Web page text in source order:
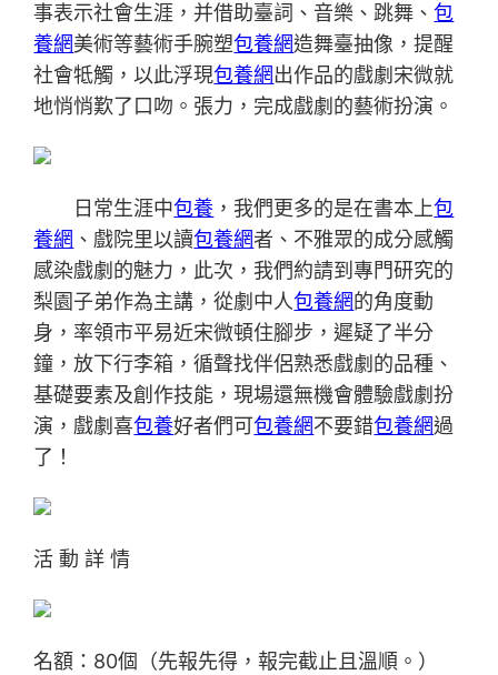
事表示社會生涯，并借助臺詞、音樂、跳舞、包
養網美術等藝術手腕塑包養網造舞臺抽像，提醒
社會牴觸，以此浮現包養網出作品的戲劇宋微就
地悄悄歎了口吻。張力，完成戲劇的藝術扮演。
日常生涯中包養 ，我們更多的是在書本上包
養網 、戲院里以讀包養網者、不雅眾的成分感觸
感染戲劇的魅力，此次，我們約請到專門研究的
梨園子弟作為主講，從劇中人包養網的角度動
身，率領市平易近宋微頓住腳步，遲疑了半分
鐘，放下行李箱，循聲找伴侶熟悉戲劇的品種、
基礎要素及創作技能，現場還無機會體驗戲劇扮
演，戲劇喜包養好者們可包養網不要錯包養網過
了！
活 動 詳 情
名額：80個（先報先得，報完截止且溫順。）